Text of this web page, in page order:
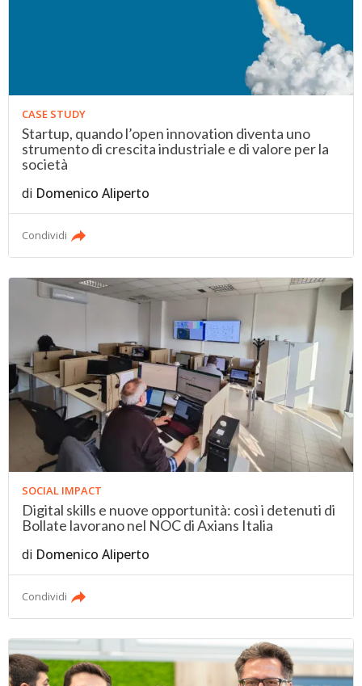
CASE STUDY
Startup, quando l’open innovation diventa uno
strumento di crescita industriale e di valore per la
società
di Domenico Aliperto
Condividi
SOCIAL IMPACT
Digital skills e nuove opportunità: così i detenuti di
Bollate lavorano nel NOC di Axians Italia
di Domenico Aliperto
Condividi